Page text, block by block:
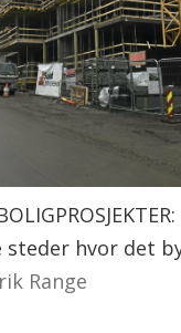
steder hvor det
Range